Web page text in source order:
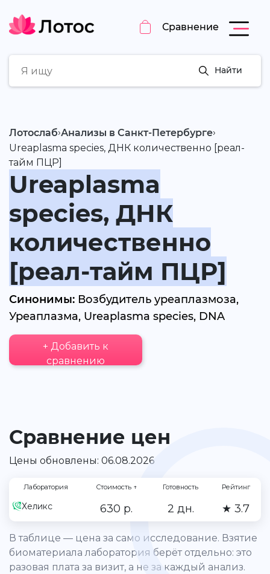
Сравнение
Найти
Лотослаб›Анализы в Санкт-Петербурге›
Ureaplasma species, ДНК количественно [реал-
тайм ПЦР]
Ureaplasma
species, ДНК
количественно
[реал-тайм ПЦР]
Синонимы: Возбудитель уреаплазмоза,
Уреаплазма, Ureaplasma species, DNA
+ Добавить к
сравнению
Сравнение цен
Цены обновлены: 06.08.2026
Лаборатория Стоимость ↑ Готовность Рейтинг
Хеликс 630 р. 2 дн. ★ 3.7
В таблице — цена за само исследование. Взятие
биоматериала лаборатория берёт отдельно: это
разовая плата за визит, а не за каждый анализ.